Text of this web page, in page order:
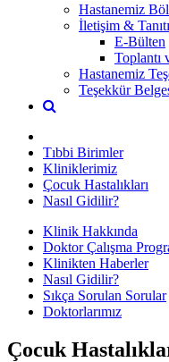
Hastanemiz
İletişim &
E-Bülten
Toplantı
Hastanemiz
Teşekkür
Tıbbi Birimler
Kliniklerimiz
Çocuk Hastalıkları
Nasıl Gidilir?
Klinik Hakkında
Doktor Çalışma
Klinikten Haberler
Nasıl Gidilir?
Sıkça Sorulan Sorular
Doktorlarımız
Çocuk